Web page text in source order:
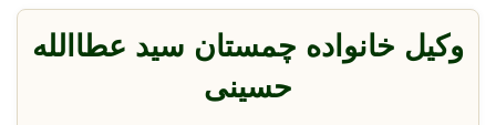
وکیل خانواده چمستان سید عطاالله
حسینی